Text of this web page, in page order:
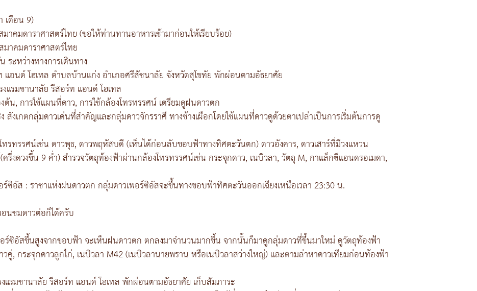
เดือน 9)
คมดาราศาสตร์ไทย (ขอให้ท่านทานอาหารเช้ามาก่อนให้เรียบร้อย)
าคมดาราศาสตร์ไทย
ะหว่างทางการเดินทาง
แอนด์ โฮเทล ตำบลบ้านแก่ง อำเภอศรีสัชนาลัย จังหวัดสุโขทัย พักผ่อนตามอัธยาศัย
แรมชานาลัย รีสอร์ท แอนด์ โฮเทล
ต้น, การใช้แผนที่ดาว, การใช้กล้องโทรทรรศน์ เตรียมดูฝนดาวตก
สังเกตกลุ่มดาวเด่นที่สำคัญและกลุ่มดาวจักรราศี ทางช้างเผือกโดยใช้แผนที่ดาวดูด้วยตาเปล่าเป็นการเริ่มต้นการดู
รทรรศน์เช่น ดาวพุธ, ดาวพฤหัสบดี (เห็นได้ก่อนลับขอบฟ้าทางทิศตะวันตก) ดาวอังคาร, ดาวเสาร์ที่มีวงแหวน
งดวงขึ้น 9 ค่ำ) สำรวจวัตถุท้องฟ้าผ่านกล้องโทรทรรศน์เช่น กระจุกดาว, เนบิวลา, วัตถุ M, กาแล็กซีแอนดรอเมดา,
ซิอัส : ราชาแห่งฝนดาวตก กลุ่มดาวเพอร์ซิอัสจะขึ้นทางขอบฟ้าทิศตะวันออกเฉียงเหนือเวลา 23:30 น.
นชมดาวต่อก็ได้ครับ
ร์ซิอัสขึ้นสูงจากขอบฟ้า จะเห็นฝนดาวตก ตกลงมาจำนวนมากขึ้น จากนั้นก็มาดูกลุ่มดาวที่ขึ้นมาใหม่ ดูวัตถุท้องฟ้า
คู่, กระจุกดาวลูกไก่, เนบิวลา M42 (เนบิวลานายพราน หรือเนบิวลาสว่างใหญ่) และตามล่าหาดาวเทียมก่อนท้องฟ้า
แรมชานาลัย รีสอร์ท แอนด์ โฮเทล พักผ่อนตามอัธยาศัย เก็บสัมภาระ